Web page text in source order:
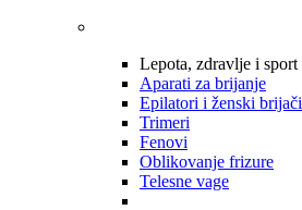
Lepota, zdravlje i sport
Aparati za brijanje
Epilatori i ženski brijači
Trimeri
Fenovi
Oblikovanje frizure
Telesne vage